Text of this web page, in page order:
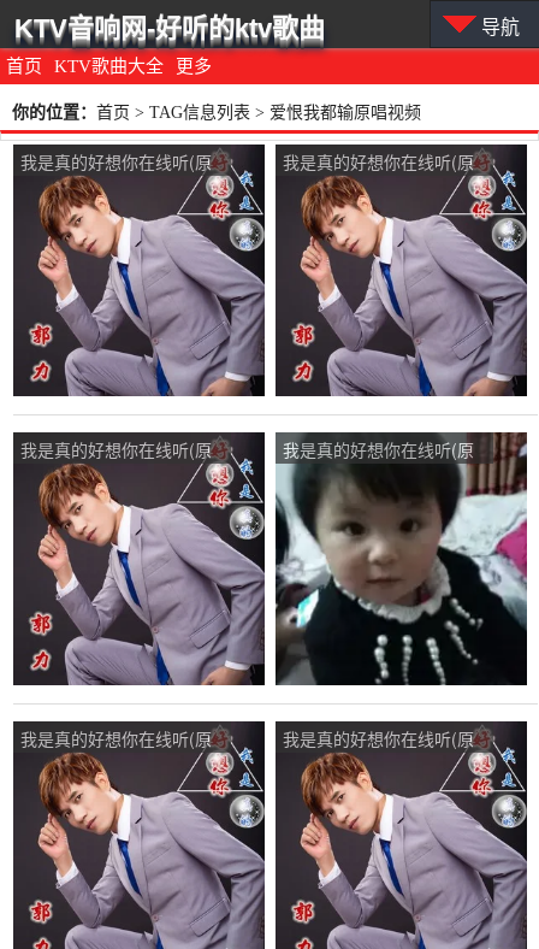
首页 KTV歌曲大全 更多
KTV音响网-好听的ktv歌曲 导航
你的位置： 首页 > TAG信息列表 > 爱恨我都输原唱视频
我是真的好想你在线听(原
唱是郭力)，维清演唱点
播:34次
我是真的好想你在线听(原
唱是郭力)，红玫瑰演唱点
播:28次
我是真的好想你在线听(原
唱是郭力)，知足常乐演唱
点播:61次
我是真的好想你在线听(原
唱是郭力)，李兴灵演唱点
播:366次
我是真的好想你在线听(原
唱是郭力)，带刺玫瑰，演
唱点播:139次
我是真的好想你在线听(原
唱是郭力)，苦苦命运演唱
点播:152次